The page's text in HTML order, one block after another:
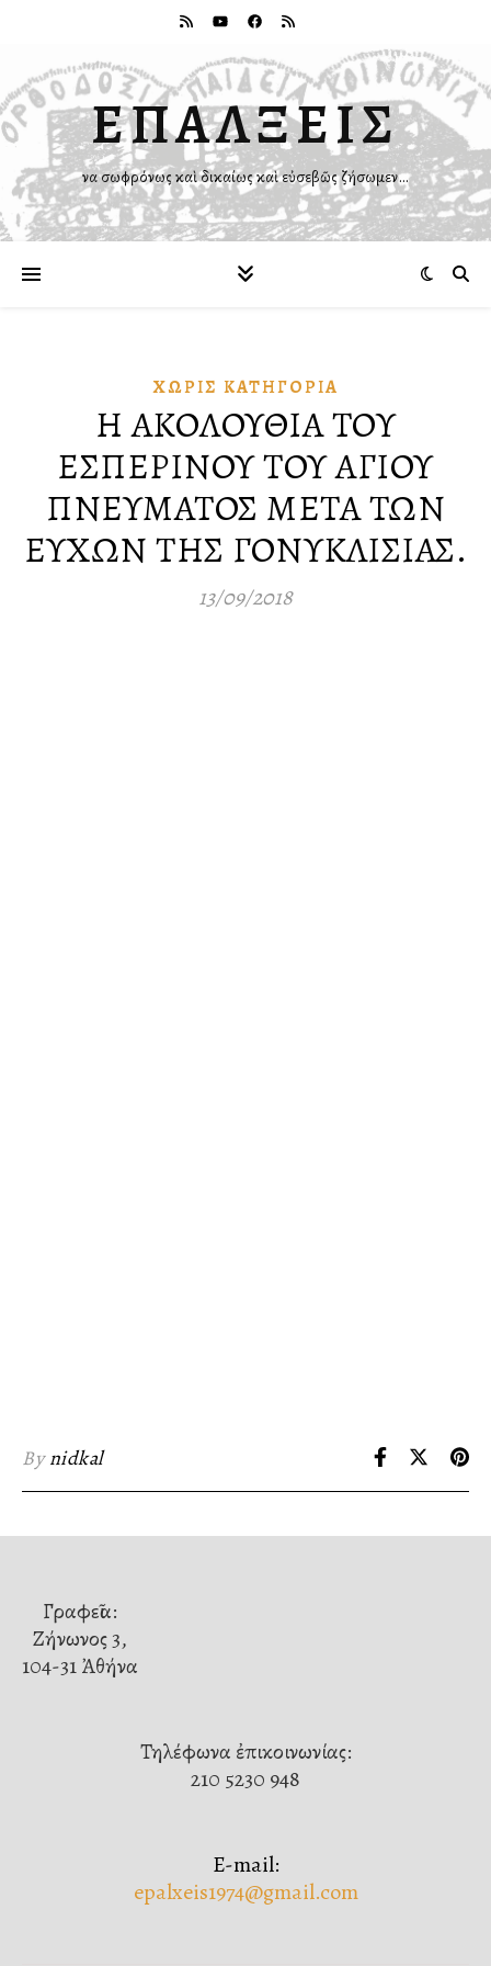
ΕΠΑΛΞΕΙΣ
Ἵνα σωφρόνως καὶ δικαίως καὶ εὐσεβῶς ζήσωμεν…
ΧΩΡΊΣ ΚΑΤΗΓΟΡΊΑ
Η ΑΚΟΛΟΥΘΙΑ ΤΟΥ
ΕΣΠΕΡΙΝΟΥ ΤΟΥ ΑΓΙΟΥ
ΠΝΕΥΜΑΤΟΣ ΜΕΤΑ ΤΩΝ
ΕΥΧΩΝ ΤΗΣ ΓΟΝΥΚΛΙΣΙΑΣ.
13/09/2018
Bynidkal
Γραφεῖα:
Ζήνωνος 3,
104-31 Ἀθήνα
Τηλέφωνα ἐπικοινωνίας:
210 5230 948
E-mail:
epalxeis1974@gmail.com